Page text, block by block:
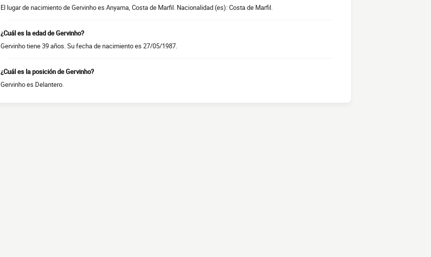
El lugar de nacimiento de Gervinho es Anyama, Costa de Marfil. Nacionalidad (es): Costa de Marfil.
¿Cuál es la edad de Gervinho?
Gervinho tiene 39 años. Su fecha de nacimiento es 27/05/1987.
¿Cuál es la posición de Gervinho?
Gervinho es Delantero.